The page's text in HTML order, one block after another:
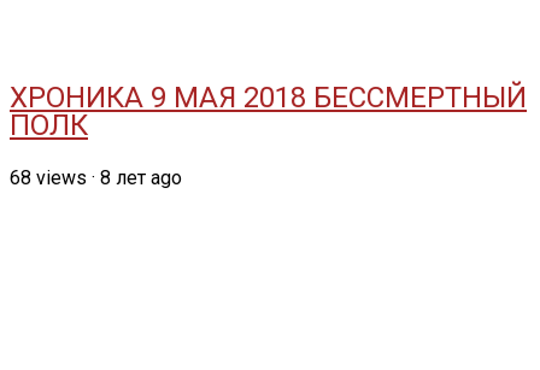
ХРОНИКА 9 МАЯ 2018 БЕССМЕРТНЫЙ
ПОЛК
68 views · 8 лет ago